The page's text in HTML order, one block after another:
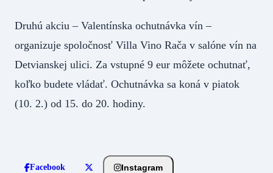
Druhú akciu – Valentínska ochutnávka vín –
organizuje spoločnosť Villa Vino Rača v salóne vín na
Detvianskej ulici. Za vstupné 9 eur môžete ochutnať,
koľko budete vládať. Ochutnávka sa koná v piatok
(10. 2.) od 15. do 20. hodiny.
Facebook Instagram